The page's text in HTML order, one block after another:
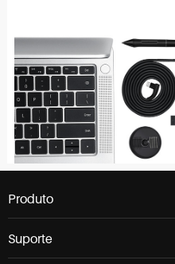
Produto
Suporte